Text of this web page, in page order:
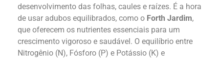
desenvolvimento das folhas, caules e raízes. É a hora
de usar adubos equilibrados, como o Forth Jardim,
que oferecem os nutrientes essenciais para um
crescimento vigoroso e saudável. O equilíbrio entre
Nitrogênio (N), Fósforo (P) e Potássio (K) e